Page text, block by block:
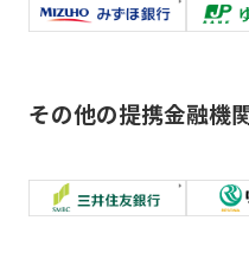
お取引種
その他の提携金融機